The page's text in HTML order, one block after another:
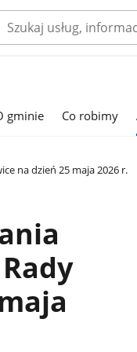
gminie Co robimy
na dzień 25 maja 2026 r.